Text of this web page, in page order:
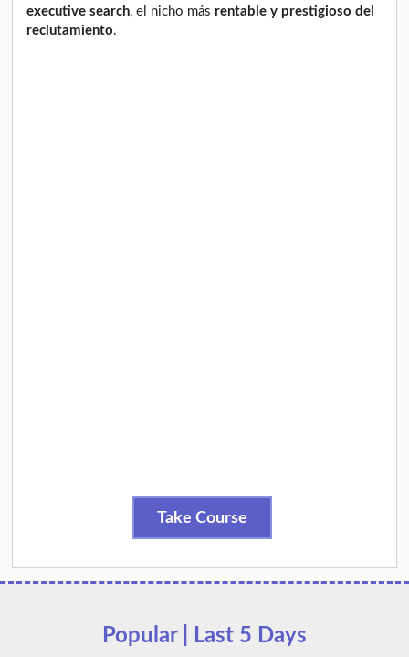
executive search, el nicho más rentable y prestigioso del
reclutamiento.
Take Course
Popular | Last 5 Days